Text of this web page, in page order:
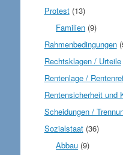
Protest(13)
Familien (9)
Rahmenbedingungen
Rechtsklagen / Urteile
Rentenlage /
Rentensicherheit und
Scheidungen /
Sozialstaat(36)
Abbau (9)